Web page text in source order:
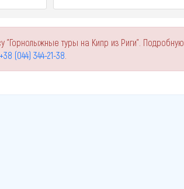
"Горнолыжные туры на Кипр из Риги". Подробную
+38 (044) 344-21-38